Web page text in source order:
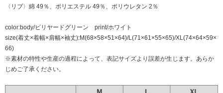
〈リブ〉綿 49％、ポリエステル 49％、ポリウレタン 2％
color:body/ビリヤードグリーン print/ホワイト
size(着丈×着幅×肩幅×袖丈):M(68×58×51×64)/L(71×61×55×65)/XL(74×64×59×
66)
※素材の特性や生産の過程によって、表記サイズより誤差が生じます。あらか
じめご了承ください。